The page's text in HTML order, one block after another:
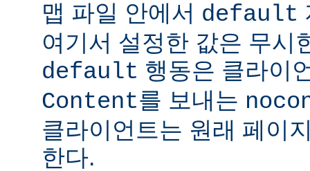
맵 파일 안에서 default
여기서 설정한 값은 무시
default 행동은 클라이
Content를 보내는
클라이언트는 원래 페이
한다.